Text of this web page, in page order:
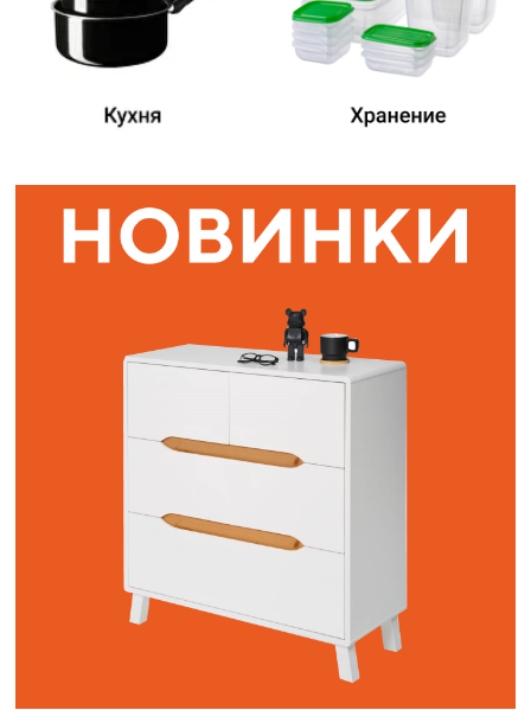
г. Санкт-Петербург, ул. Торжковская 20.
Санкт-Петербург, ул. Васенко 3В